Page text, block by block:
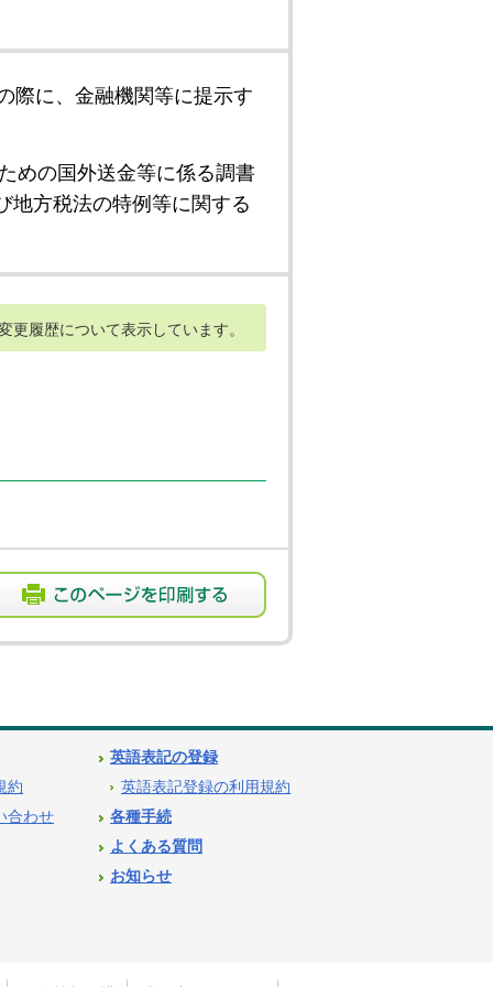
際に、金融機関等に提示す
めの国外送金等に係る調書
地方税法の特例等に関する
更履歴について表示しています。
約
合わせ
英語表記の登録
英語表記登録の利用規約
各種手続
よくある質問
お知らせ